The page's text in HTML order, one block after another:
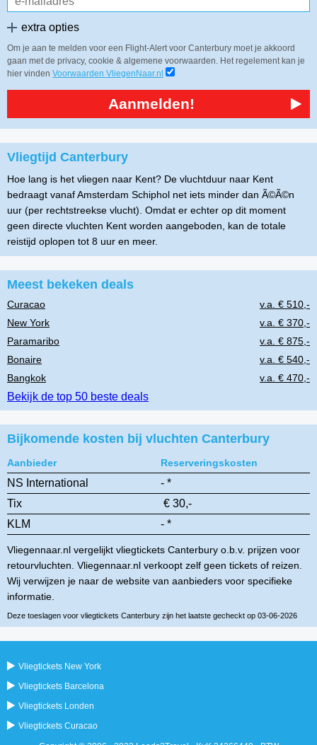
extra opties
Om je aan te melden voor een Flight-Alert voor Canterbury moet je akkoord
gaan met de privacy, cookie & algemene voorwaarden. Het regelement kan je
hier vinden Voorwaarden VliegenNaar.nl
Aanmelden!
Vliegtijd Canterbury
Hoe lang is het vliegen naar Kent? De vluchtduur naar Kent
bedraagt vanaf Amsterdam Schiphol net iets minder dan Ã©Ã©n
uur (per rechtstreekse vlucht). Omdat er echter op dit moment
geen directe vluchten Kent worden aangeboden, kan de totale
reistijd oplopen tot 8 uur en meer.
Meest bekeken deals
Curacao
v.a. € 510,-
New York
v.a. € 370,-
Paramaribo
v.a. € 875,-
Bonaire
v.a. € 540,-
Bangkok
v.a. € 470,-
Bekijk de top 50 beste deals
Bijkomende kosten bij vluchten Canterbury
Aanbieder Reserveringskosten
NS International
- *
Tix
€ 30,-
KLM
- *
Vliegennaar.nl vergelijkt vliegtickets Canterbury o.b.v. prijzen voor
retourvluchten. Vliegennaar.nl verkoopt zelf geen tickets of reizen.
Wij verwijzen je naar de website van aanbieders voor specifieke
informatie.
Deze toeslagen voor vliegtickets Canterbury zijn het laatste gecheckt op 03-06-2026
Vliegtickets New York
Vliegtickets Barcelona
Vliegtickets Londen
Vliegtickets Curacao